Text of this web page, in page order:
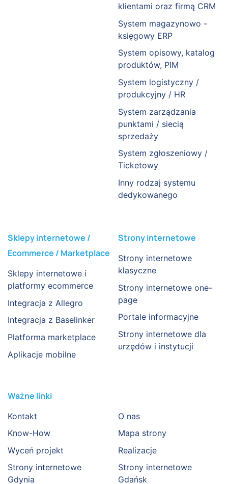
klientami oraz firmą CRM
System magazynowo -
księgowy ERP
System opisowy, katalog
produktów, PIM
System logistyczny /
produkcyjny / HR
System zarządzania
punktami / siecią
sprzedaży
System zgłoszeniowy /
Ticketowy
Inny rodzaj systemu
dedykowanego
Sklepy internetowe /
Ecommerce / Marketplace
Sklepy internetowe i
platformy ecommerce
Integracja z Allegro
Integracja z Baselinker
Platforma marketplace
Aplikacje mobilne
Strony internetowe
Strony internetowe
klasyczne
Strony internetowe one-
page
Portale informacyjne
Strony internetowe dla
urzędów i instytucji
Ważne linki
Kontakt
O nas
Know-How
Mapa strony
Wyceń projekt
Realizacje
Strony internetowe
Gdynia
Strony internetowe
Gdańsk